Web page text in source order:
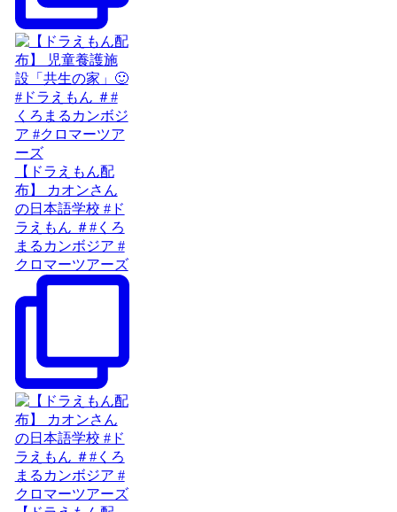
【ドラえもん配
布】 カオンさん
の日本語学校 #ド
ラえもん ＃#くろ
まるカンボジア #
クロマーツアーズ